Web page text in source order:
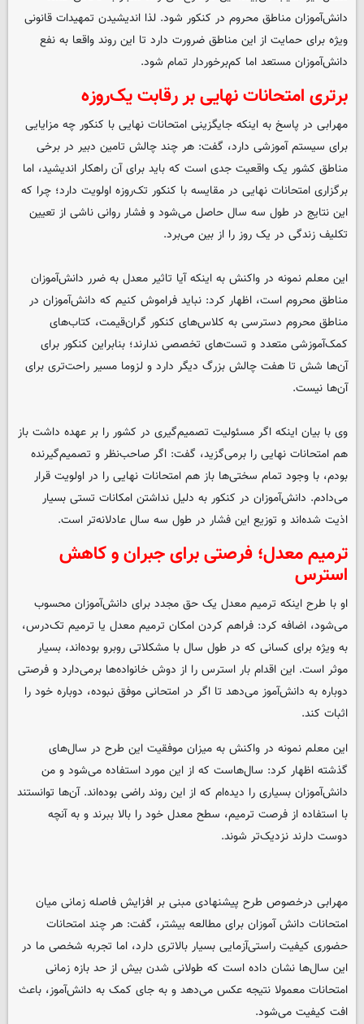
دانش‌آموزان مناطق محروم در کنکور شود. لذا اندیشیدن تمهیدات قانونی
ویژه برای حمایت از این مناطق ضرورت دارد تا این روند واقعا به نفع
دانش‌آموزان مستعد اما کم‌برخوردار تمام شود.
برتری امتحانات نهایی بر رقابت یک‌روزه
مهرابی در پاسخ به اینکه جایگزینی امتحانات نهایی با کنکور چه مزایایی
برای سیستم آموزشی دارد، گفت: هر چند چالش تامین دبیر در برخی
مناطق کشور یک واقعیت جدی است که باید برای آن راهکار اندیشید، اما
برگزاری امتحانات نهایی در مقایسه با کنکور تک‌روزه اولویت دارد؛ چرا که
این نتایج در طول سه سال حاصل می‌شود و فشار روانی ناشی از تعیین
تکلیف زندگی در یک روز را از بین می‌برد.
این معلم نمونه در واکنش به اینکه آیا تاثیر معدل به ضرر دانش‌آموزان
مناطق محروم است، اظهار کرد: نباید فراموش کنیم که دانش‌آموزان در
مناطق محروم دسترسی به کلاس‌های کنکور گران‌قیمت، کتاب‌های
کمک‌آموزشی متعدد و تست‌های تخصصی ندارند؛ بنابراین کنکور برای
آن‌ها شش تا هفت چالش بزرگ دیگر دارد و لزوما مسیر راحت‌تری برای
آن‌ها نیست.
وی با بیان اینکه اگر مسئولیت تصمیم‌گیری در کشور را بر عهده داشت باز
هم امتحانات نهایی را برمی‌گزید، گفت: اگر صاحب‌نظر و تصمیم‌گیرنده
بودم، با وجود تمام سختی‌ها باز هم امتحانات نهایی را در اولویت قرار
می‌دادم. دانش‌آموزان در کنکور به دلیل نداشتن امکانات تستی بسیار
اذیت شده‌اند و توزیع این فشار در طول سه سال عادلانه‌تر است.
ترمیم معدل؛ فرصتی برای جبران و کاهش
استرس
او با طرح اینکه ترمیم معدل یک حق مجدد برای دانش‌آموزان محسوب
می‌شود، اضافه کرد: فراهم کردن امکان ترمیم معدل یا ترمیم تک‌درس،
به ویژه برای کسانی که در طول سال با مشکلاتی روبرو بوده‌اند، بسیار
موثر است. این اقدام بار استرس را از دوش خانواده‌ها برمی‌دارد و فرصتی
دوباره به دانش‌آموز می‌دهد تا اگر در امتحانی موفق نبوده، دوباره خود را
اثبات کند.
این معلم نمونه در واکنش به میزان موفقیت این طرح در سال‌های
گذشته اظهار کرد: سال‌هاست که از این مورد استفاده می‌شود و من
دانش‌آموزان بسیاری را دیده‌ام که از این روند راضی بوده‌اند. آن‌ها توانستند
با استفاده از فرصت ترمیم، سطح معدل خود را بالا ببرند و به آنچه
دوست دارند نزدیک‌تر شوند.
مهرابی درخصوص طرح پیشنهادی مبنی بر افزایش فاصله زمانی میان
امتحانات دانش آموزان برای مطالعه بیشتر، گفت: هر چند امتحانات
حضوری کیفیت راستی‌آزمایی بسیار بالاتری دارد، اما تجربه شخصی ما در
این سال‌ها نشان داده است که طولانی شدن بیش از حد بازه زمانی
امتحانات معمولا نتیجه عکس می‌دهد و به جای کمک به دانش‌آموز، باعث
افت کیفیت می‌شود.